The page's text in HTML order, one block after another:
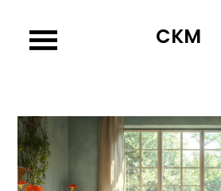
content
CKM